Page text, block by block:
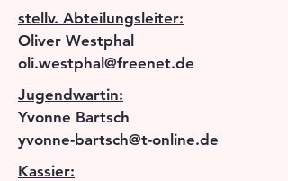
stellv. Abteilungsleiter:
Oliver Westphal
oli.westphal@freenet.de
Jugendwartin:
Yvonne Bartsch
yvonne-bartsch@t-online.de
Kassier: